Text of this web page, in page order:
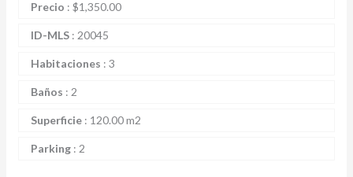
Precio : $1,350.00
ID-MLS : 20045
Habitaciones : 3
Baños : 2
Superficie : 120.00 m2
Parking : 2